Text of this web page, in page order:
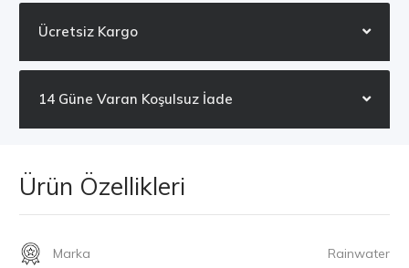
Ücretsiz Kargo
14 Güne Varan Koşulsuz İade
Ürün Özellikleri
Marka Rainwater